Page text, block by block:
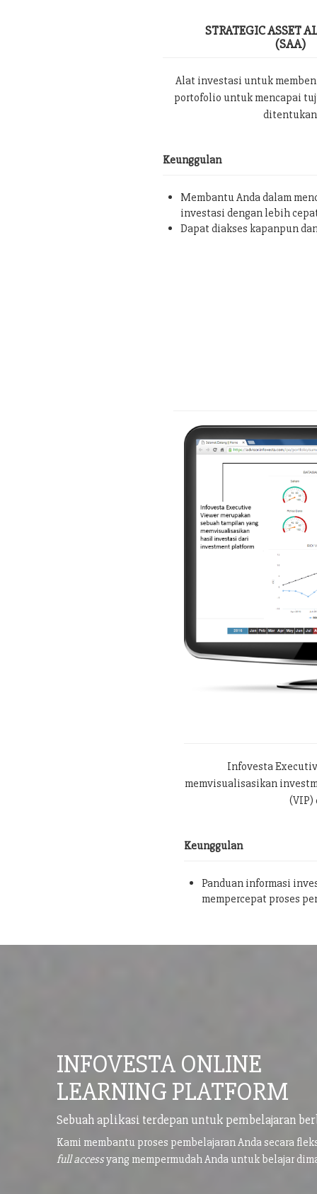
STRATEGIC ASSET
(SAA)
Alat investasi untuk
portofolio untuk mencapai
ditentukan
Keunggulan
Membantu Anda dalam
investasi dengan lebih
Dapat diakses kapanpun
Infovesta
memvisualisasikan
(VIP)
Keunggulan
Panduan informasi
mempercepat proses
INFOVESTA ONLINE
LEARNING PLATFORM
Sebuah aplikasi terdepan untuk pembelajaran
Kami membantu proses pembelajaran Anda secara
full accessyang mempermudah Anda untuk belajar